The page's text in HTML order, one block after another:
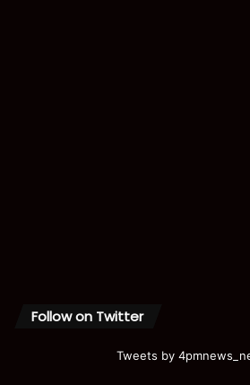
Follow on Twitter
Tweets by